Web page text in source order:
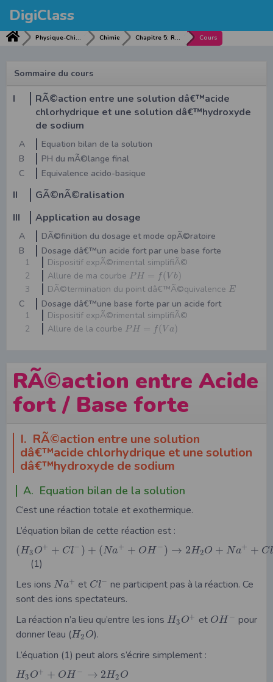
DigiClass
Physique-Chimie Chimie Chapitre 5: RÃ©action entre Acide fort / Base forte Cours
RÃ©action entre Acide
fort / Base forte
I. RÃ©action entre une solution
dâ€™acide chlorhydrique et une solution
dâ€™hydroxyde de sodium
A. Equation bilan de la solution
C’est une réaction totale et exothermique.
L’équation bilan de cette réaction est :
(H3 O+ + Cl− ) + (Na+ + OH − ) → 2H2O + Na+ + Cl
(1)
Les ions Na+ et Cl− ne participent pas à la réaction. Ce
sont des ions spectateurs.
La réaction n’a lieu qu’entre les ions H3 O+ et OH − pour
donner l’eau (H2 O).
L’équation (1) peut alors s’écrire simplement :
H3 O+ + OH − → 2H2 O
Sommaire du cours
I
RÃ©action entre une solution dâ€™acide
chlorhydrique et une solution dâ€™hydroxyde
de sodium
A
Equation bilan de la solution
B
PH du mÃ©lange final
C
Equivalence acido-basique
II
GÃ©nÃ©ralisation
III
Application au dosage
A
DÃ©finition du dosage et mode opÃ©ratoire
B
Dosage dâ€™un acide fort par une base forte
1
Dispositif expÃ©rimental simplifiÃ©
2
Allure de ma courbe PH = f( V b)
3 DÃ©termination du point dâ€™Ã©quivalence E
C
Dosage dâ€™une base forte par un acide fort
1
Dispositif expÃ©rimental simplifiÃ©
2
Allure de la courbe PH = f( V a)